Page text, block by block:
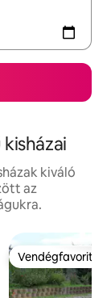
kiváló
az
Vendégfavorit
Vendégfavorit